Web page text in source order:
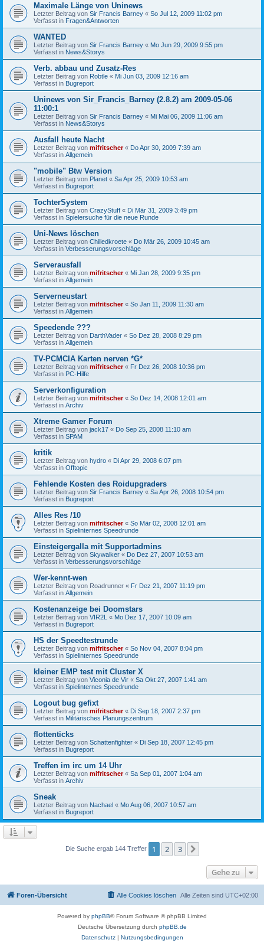
Maximale Länge von Uninews
Letzter Beitrag von Sir Francis Barney « So Jul 12, 2009 11:02 pm
Verfasst in Fragen&Antworten
WANTED
Letzter Beitrag von Sir Francis Barney « Mo Jun 29, 2009 9:55 pm
Verfasst in News&Storys
Verb. abbau und Zusatz-Res
Letzter Beitrag von Robtle « Mi Jun 03, 2009 12:16 am
Verfasst in Bugreport
Uninews von Sir_Francis_Barney (2.8.2) am 2009-05-06
11:00:1
Letzter Beitrag von Sir Francis Barney « Mi Mai 06, 2009 11:06 am
Verfasst in News&Storys
Ausfall heute Nacht
Letzter Beitrag von mifritscher« Do Apr 30, 2009 7:39 am
Verfasst in Allgemein
"mobile" Btw Version
Letzter Beitrag von Planet « Sa Apr 25, 2009 10:53 am
Verfasst in Bugreport
TochterSystem
Letzter Beitrag von CrazyStuff « Di Mär 31, 2009 3:49 pm
Verfasst in Spielersuche für die neue Runde
Uni-News löschen
Letzter Beitrag von Chilledkroete « Do Mär 26, 2009 10:45 am
Verfasst in Verbesserungsvorschläge
Serverausfall
Letzter Beitrag von mifritscher« Mi Jan 28, 2009 9:35 pm
Verfasst in Allgemein
Serverneustart
Letzter Beitrag von mifritscher« So Jan 11, 2009 11:30 am
Verfasst in Allgemein
Speedende ???
Letzter Beitrag von DarthVader « So Dez 28, 2008 8:29 pm
Verfasst in Allgemein
TV-PCMCIA Karten nerven *G*
Letzter Beitrag von mifritscher« Fr Dez 26, 2008 10:36 pm
Verfasst in PC-Hilfe
Serverkonfiguration
Letzter Beitrag von mifritscher« So Dez 14, 2008 12:01 am
Verfasst in Archiv
Xtreme Gamer Forum
Letzter Beitrag von jack17 « Do Sep 25, 2008 11:10 am
Verfasst in SPAM
kritik
Letzter Beitrag von hydro « Di Apr 29, 2008 6:07 pm
Verfasst in Offtopic
Fehlende Kosten des Roidupgraders
Letzter Beitrag von Sir Francis Barney « Sa Apr 26, 2008 10:54 pm
Verfasst in Bugreport
Alles Res /10
Letzter Beitrag von mifritscher« So Mär 02, 2008 12:01 am
Verfasst in Spielinternes Speedrunde
Einsteigergalla mit Supportadmins
Letzter Beitrag von Skywalker « Do Dez 27, 2007 10:53 am
Verfasst in Verbesserungsvorschläge
Wer-kennt-wen
Letzter Beitrag von Roadrunner « Fr Dez 21, 2007 11:19 pm
Verfasst in Allgemein
Kostenanzeige bei Doomstars
Letzter Beitrag von VIR2L « Mo Dez 17, 2007 10:09 am
Verfasst in Bugreport
HS der Speedtestrunde
Letzter Beitrag von mifritscher« So Nov 04, 2007 8:04 pm
Verfasst in Spielinternes Speedrunde
kleiner EMP test mit Cluster X
Letzter Beitrag von Viconia de Vir « Sa Okt 27, 2007 1:41 am
Verfasst in Spielinternes Speedrunde
Logout bug gefixt
Letzter Beitrag von mifritscher« Di Sep 18, 2007 2:37 pm
Verfasst in Militärisches Planungszentrum
flottenticks
Letzter Beitrag von Schattenfighter « Di Sep 18, 2007 12:45 pm
Verfasst in Bugreport
Treffen im irc um 14 Uhr
Letzter Beitrag von mifritscher« Sa Sep 01, 2007 1:04 am
Verfasst in Archiv
Sneak
Letzter Beitrag von Nachael « Mo Aug 06, 2007 10:57 am
Verfasst in Bugreport
Die Suche ergab 144 Treffer 1 2 3
Gehe zu
Foren-Übersicht Alle Zeiten sind UTC+02:00
Alle Cookies löschen
Powered by phpBB® Forum Software © phpBB Limited
Deutsche Übersetzung durch phpBB.de
Datenschutz| Nutzungsbedingungen